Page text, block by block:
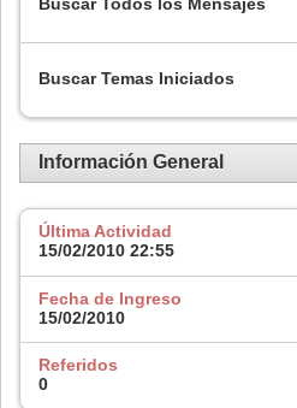
Buscar Temas Iniciados
Información General
Última Actividad
15/02/2010 22:55
Fecha de Ingreso
15/02/2010
Referidos
0